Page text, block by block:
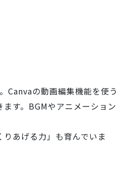
Canvaの動画編集機能を使う
す。BGMやアニメーション
あげる力」も育んでいま